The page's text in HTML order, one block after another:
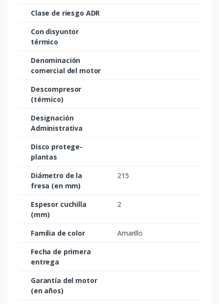
Clase de riesgo ADR
Con disyuntor
térmico
Denominación
comercial del motor
Descompresor
(térmico)
Designación
Administrativa
Disco protege-
plantas
Diámetro de la
fresa (en mm)
215
Espesor cuchilla
(mm)
2
Familia de color
Amarillo
Fecha de primera
entrega
Garantía del motor
(en años)